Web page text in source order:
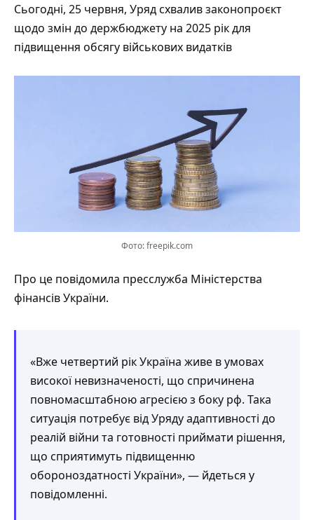
Сьогодні, 25 червня, Уряд схвалив законопроєкт
щодо змін до держбюджету на 2025 рік для
підвищення обсягу військових видатків
Фото: freepik.com
Про це повідомила пресслужба Міністерства
фінансів України.
«Вже четвертий рік Україна живе в умовах
високої невизначеності, що спричинена
повномасштабною агресією з боку рф. Така
ситуація потребує від Уряду адаптивності до
реалій війни та готовності приймати рішення,
що сприятимуть підвищенню
обороноздатності України», — йдеться у
повідомленні.